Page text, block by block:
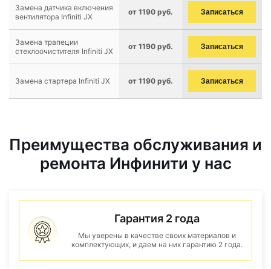
Замена датчика включения
вентилятора Infiniti JX
от 1190 руб. Записаться
Замена трапеции
стеклоочистителя Infiniti JX
от 1190 руб. Записаться
Замена стартера Infiniti JX от 1190 руб. Записаться
Преимущества обслуживания и
ремонта Инфинити у нас
Гарантия 2 года
Мы уверены в качестве своих материалов и
комплектующих, и даем на них гарантию 2 года.